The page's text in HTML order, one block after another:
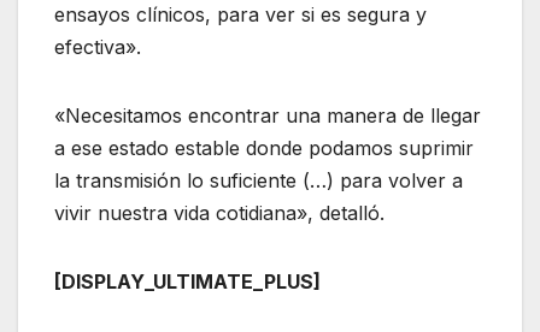
ensayos clínicos, para ver si es segura y
efectiva».
«Necesitamos encontrar una manera de llegar
a ese estado estable donde podamos suprimir
la transmisión lo suficiente (…) para volver a
vivir nuestra vida cotidiana», detalló.
[DISPLAY_ULTIMATE_PLUS]